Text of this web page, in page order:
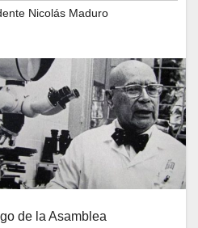
Nicolás Maduro
de la Asamblea